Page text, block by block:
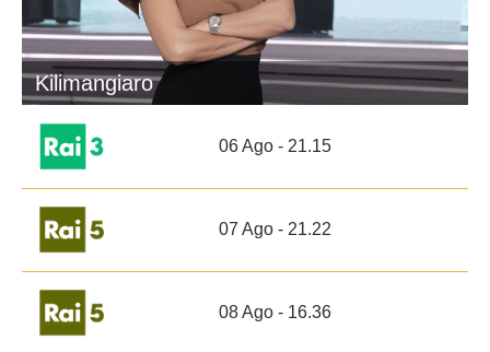
Kilimangiaro
06 Ago - 21.15
07 Ago - 21.22
08 Ago - 16.36